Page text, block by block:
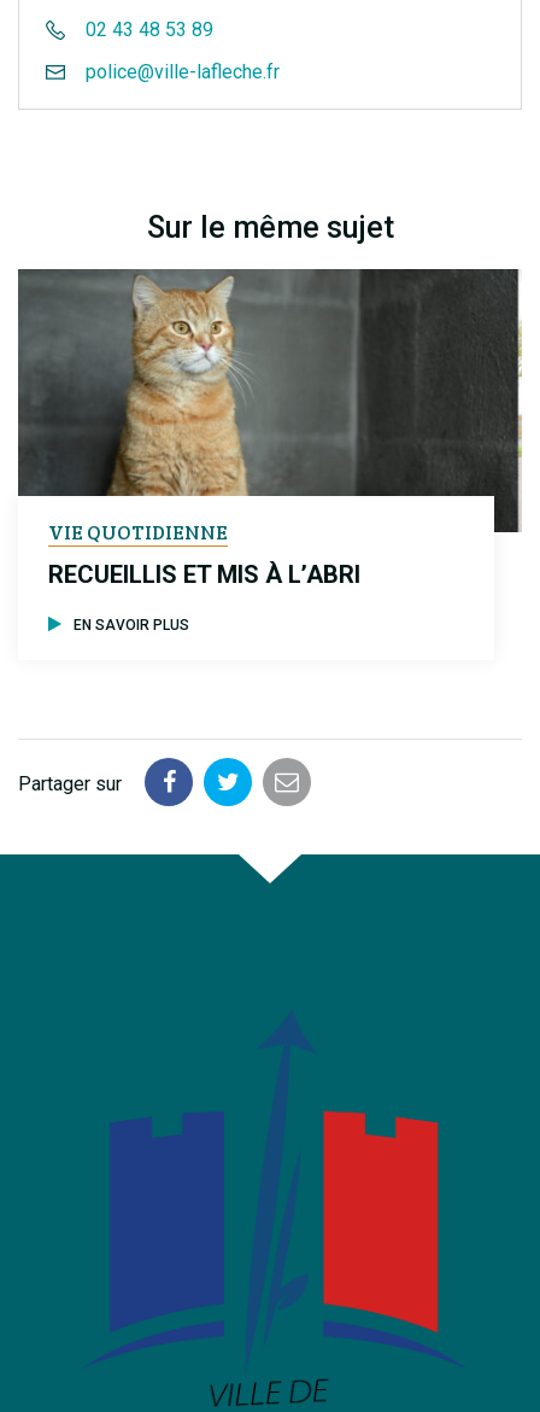
02 43 48 53 89
police@ville-lafleche.fr
Sur le même sujet
VIE QUOTIDIENNE
RECUEILLIS ET MIS À L’ABRI
EN SAVOIR PLUS
Partager sur
Partager
Facebook
Partager
Twitter
Partager
email